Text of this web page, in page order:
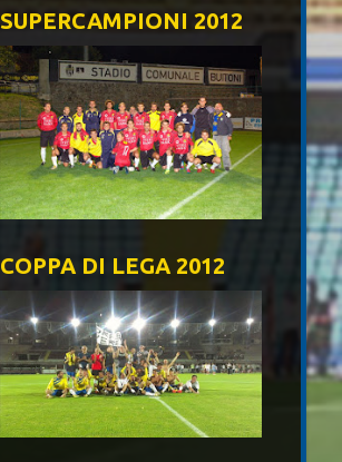
SUPERCAMPIONI 2012
COPPA DI LEGA 2012